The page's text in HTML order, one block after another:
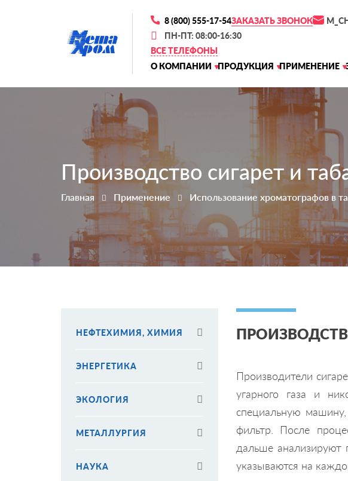
8 (800) 555-17-54ЗАКАЗАТЬ ЗВОНОК
ПН-ПТ: 08:00-16:30
ВСЕ ТЕЛЕФОНЫ
О КОМПАНИИ
ПРОДУКЦИЯ ПРИМЕНЕНИЕ
Производство сигарет и
Главная Применение Использование хроматографов в
НЕФТЕХИМИЯ, ХИМИЯ
ЭНЕРГЕТИКА
ЭКОЛОГИЯ
МЕТАЛЛУРГИЯ
НАУКА
Производители
угарного газа и
специальную
фильтр. После
дальше анализируют
указываются на